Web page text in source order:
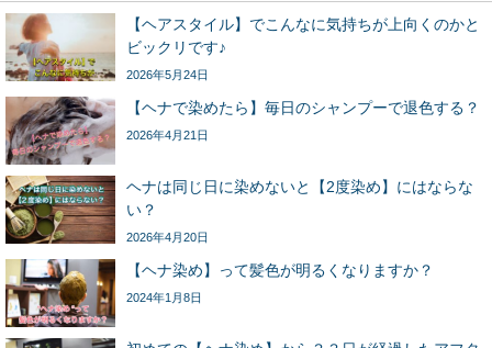
【ヘアスタイル】でこんなに気持ちが上向くのかと
ビックリです♪
2026年5月24日
【ヘナで染めたら】毎日のシャンプーで退色する？
2026年4月21日
ヘナは同じ日に染めないと【2度染め】にはならな
い？
2026年4月20日
【ヘナ染め】って髪色が明るくなりますか？
2024年1月8日